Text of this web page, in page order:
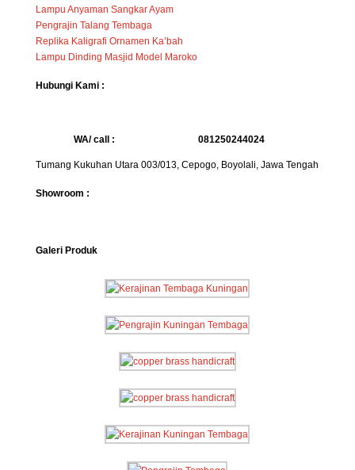
Lampu Anyaman Sangkar Ayam
Pengrajin Talang Tembaga
Replika Kaligrafi Ornamen Ka’bah
Lampu Dinding Masjid Model Maroko
Hubungi Kami :
WA/ call : 081250244024
Tumang Kukuhan Utara 003/013, Cepogo, Boyolali, Jawa Tengah
Showroom :
Galeri Produk